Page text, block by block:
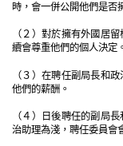
時，會一併公開他們是否
（２）對於擁有外國居
續會尊重他們的個人決定。
（３）在聘任副局長和
他們的薪酬。
（４）日後聘任的副局
治助理為淺，聘任委員會